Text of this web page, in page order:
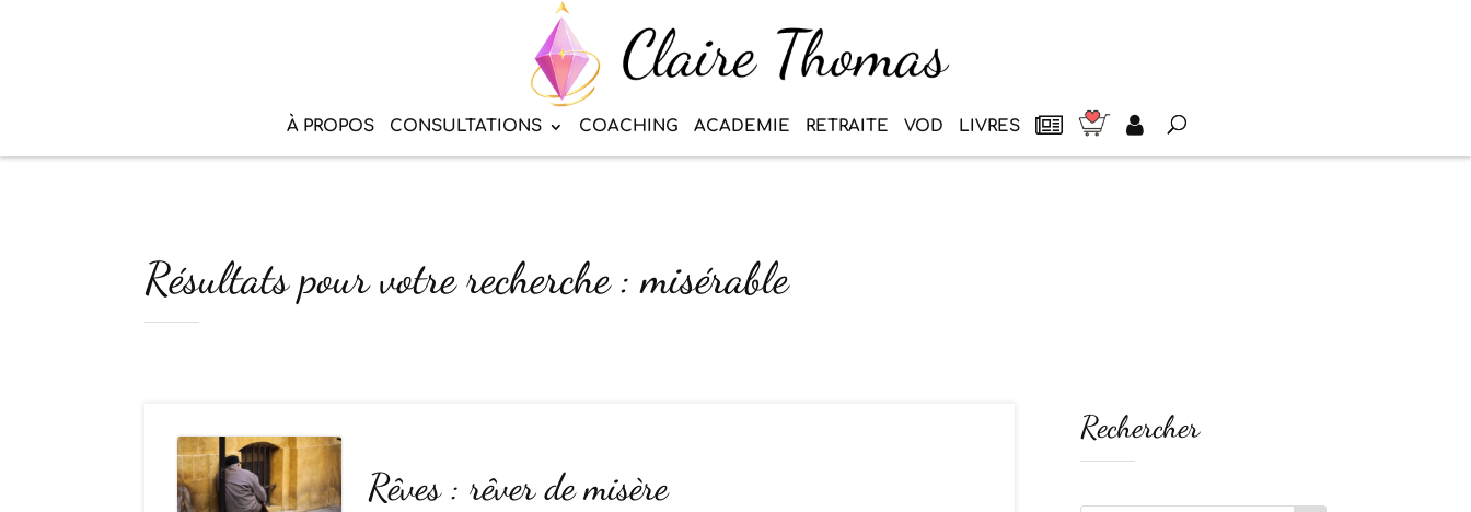
À PROPOS CONSULTATIONS COACHING ACADEMIE RETRAITE VOD LIVRES
Résultats pour votre recherche : misérable
Rêves : rêver de misère
Rechercher